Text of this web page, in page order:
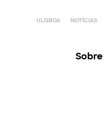
ULISBOA NOTÍCIAS
Sobre